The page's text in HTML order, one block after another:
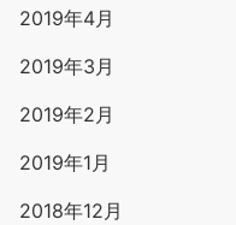
2019年4月
2019年3月
2019年2月
2019年1月
2018年12月